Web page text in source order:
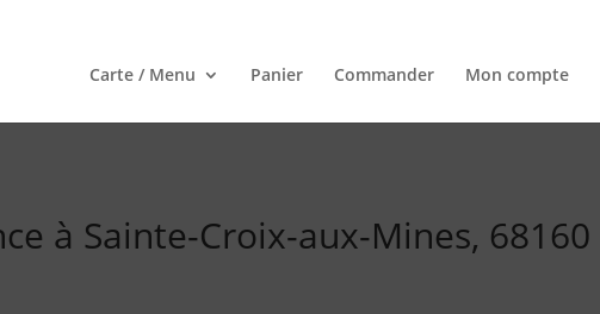
Carte / Menu Panier Commander Mon compte
à Sainte-Croix-aux-Mines, 68160